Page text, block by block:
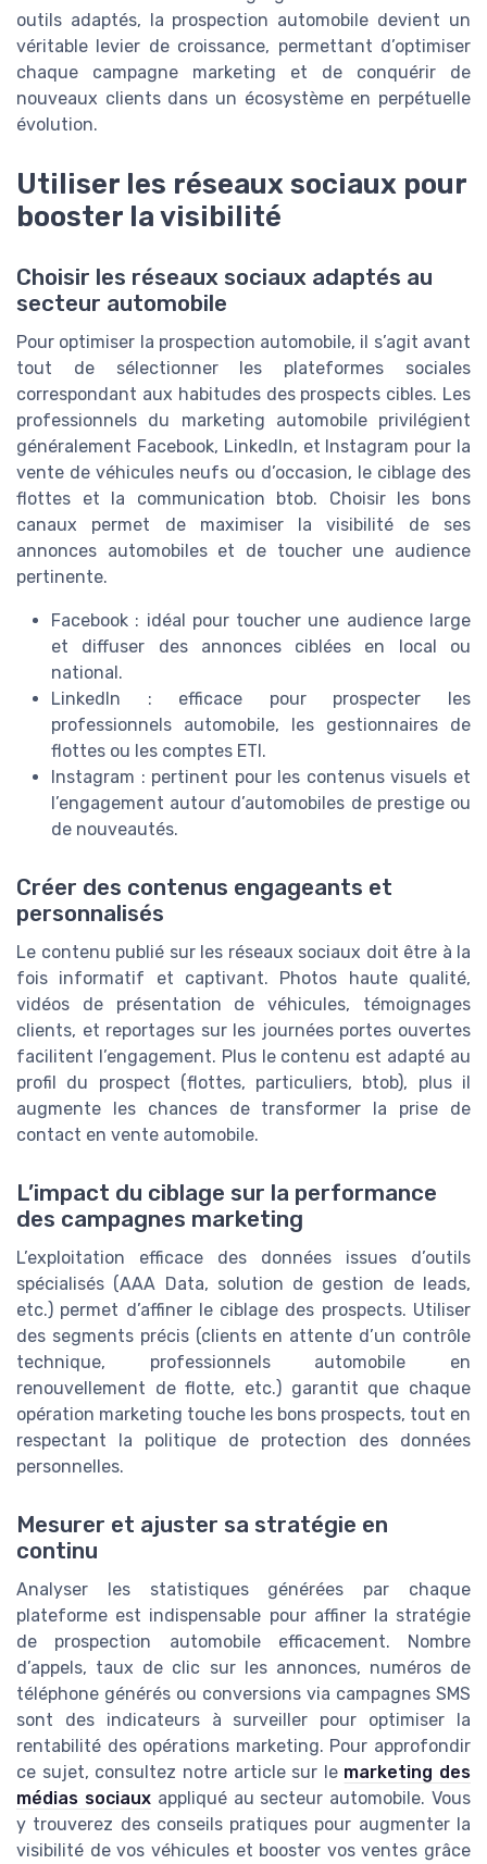
outils adaptés, la prospection automobile devient un
véritable levier de croissance, permettant d’optimiser
chaque campagne marketing et de conquérir de
nouveaux clients dans un écosystème en perpétuelle
évolution.
Utiliser les réseaux sociaux pour
booster la visibilité
Choisir les réseaux sociaux adaptés au
secteur automobile
Pour optimiser la prospection automobile, il s’agit avant
tout de sélectionner les plateformes sociales
correspondant aux habitudes des prospects cibles. Les
professionnels du marketing automobile privilégient
généralement Facebook, LinkedIn, et Instagram pour la
vente de véhicules neufs ou d’occasion, le ciblage des
flottes et la communication btob. Choisir les bons
canaux permet de maximiser la visibilité de ses
annonces automobiles et de toucher une audience
pertinente.
Facebook : idéal pour toucher une audience large
et diffuser des annonces ciblées en local ou
national.
LinkedIn : efficace pour prospecter les
professionnels automobile, les gestionnaires de
flottes ou les comptes ETI.
Instagram : pertinent pour les contenus visuels et
l’engagement autour d’automobiles de prestige ou
de nouveautés.
Créer des contenus engageants et
personnalisés
Le contenu publié sur les réseaux sociaux doit être à la
fois informatif et captivant. Photos haute qualité,
vidéos de présentation de véhicules, témoignages
clients, et reportages sur les journées portes ouvertes
facilitent l’engagement. Plus le contenu est adapté au
profil du prospect (flottes, particuliers, btob), plus il
augmente les chances de transformer la prise de
contact en vente automobile.
L’impact du ciblage sur la performance
des campagnes marketing
L’exploitation efficace des données issues d’outils
spécialisés (AAA Data, solution de gestion de leads,
etc.) permet d’affiner le ciblage des prospects. Utiliser
des segments précis (clients en attente d’un contrôle
technique, professionnels automobile en
renouvellement de flotte, etc.) garantit que chaque
opération marketing touche les bons prospects, tout en
respectant la politique de protection des données
personnelles.
Mesurer et ajuster sa stratégie en
continu
Analyser les statistiques générées par chaque
plateforme est indispensable pour affiner la stratégie
de prospection automobile efficacement. Nombre
d’appels, taux de clic sur les annonces, numéros de
téléphone générés ou conversions via campagnes SMS
sont des indicateurs à surveiller pour optimiser la
rentabilité des opérations marketing. Pour approfondir
ce sujet, consultez notre article sur le marketing des
médias sociauxappliqué au secteur automobile. Vous
y trouverez des conseils pratiques pour augmenter la
visibilité de vos véhicules et booster vos ventes grâce